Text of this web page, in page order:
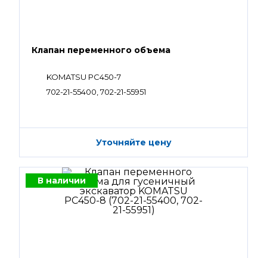
Клапан переменного объема
KOMATSU PC450-7
702-21-55400, 702-21-55951
Уточняйте цену
В наличии